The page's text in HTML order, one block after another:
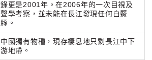
錄更是2001年。在2006年的一次目視及
聲學考察，並未能在長江發現任何白鱀
豚。
中國獨有物種，現存棲息地只剩長江中下
游地帶。